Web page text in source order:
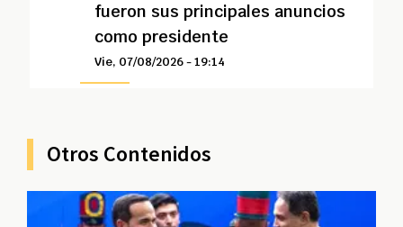
fueron sus principales anuncios
como presidente
Vie, 07/08/2026 - 19:14
Otros Contenidos